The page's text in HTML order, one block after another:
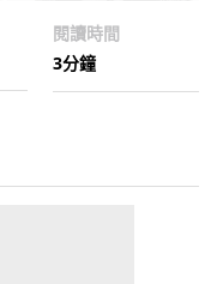
閱讀時間
3分鐘